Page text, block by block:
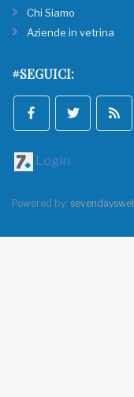
Chi Siamo
Aziende in vetrina
#SEGUICI:
Login
Powered by: